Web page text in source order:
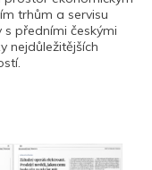
trhům a servisu
předními českými
nejdůležitějších